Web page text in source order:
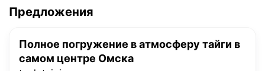
Предложения
Полное погружение в атмосферу тайги в
самом центре Омска